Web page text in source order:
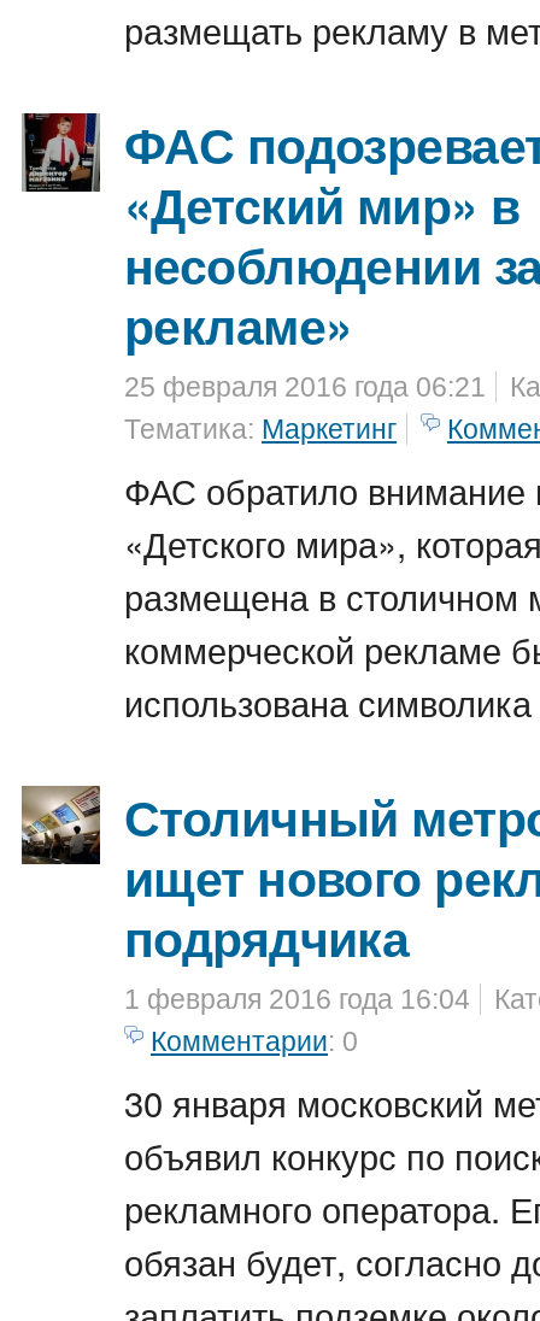
размещать рекламу в
ФАС
«Детский мир» в
несоблюдении
рекламе»
25 февраля 2016 года 06:21
Тематика: Маркетинг
ФАС обратило
«Детского мира»,
размещена в столичном
коммерческой рекламе
использована
Столичный
ищет нового
подрядчика
1 февраля 2016 года 16:04
Комментарии: 0
30 января московский
объявил конкурс по
рекламного оператора.
обязан будет, согласно